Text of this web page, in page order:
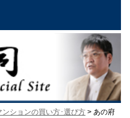
ンションの買い方･選び方 > あの府